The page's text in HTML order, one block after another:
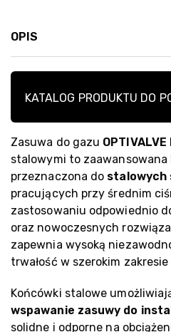
OPIS
KATALOG PRODUKTU DO
Zasuwa do gazu OPTIVALVE
stalowymi to
przeznaczona do stalowych
pracujących przy średnim
zastosowaniu odpowiednio
oraz nowoczesnych
zapewnia wysoką
trwałość w szerokim
Końcówki stalowe
wspawanie zasuwy do
solidne i odporne na